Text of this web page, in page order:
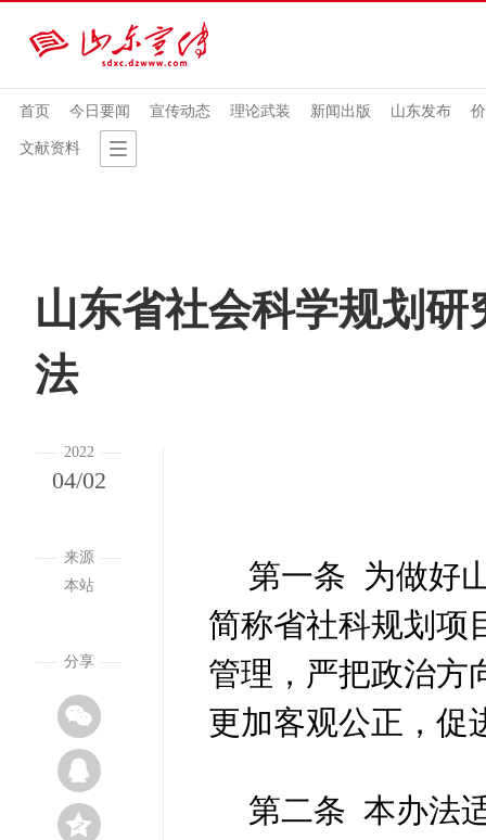
首页 今日要闻 宣传动态 理论武装 新闻出版 山东发布
文献资料
山东省社会科学规划
法
2022
04/02
来源
本站
分享
第一条 为做好
简称省社科规划项
管理， 严把政治方
更加客观公正， 促
第二条 本办法